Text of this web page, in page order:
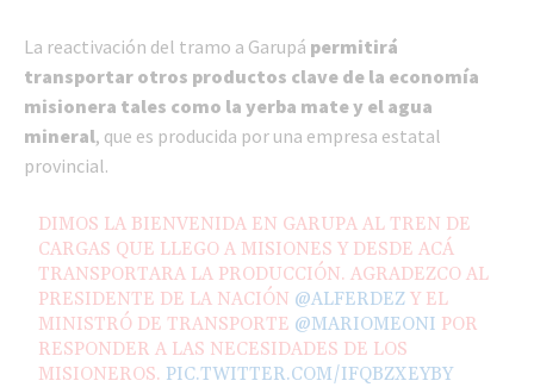
La reactivación del tramo a Garupá permitirá
transportar otros productos clave de la economía
misionera tales como la yerba mate y el agua
mineral, que es producida por una empresa estatal
provincial.
DIMOS LA BIENVENIDA EN GARUPA AL TREN DE
CARGAS QUE LLEGO A MISIONES Y DESDE ACÁ
TRANSPORTARA LA PRODUCCIÓN. AGRADEZCO AL
PRESIDENTE DE LA NACIÓN @ALFERDEZ Y EL
MINISTRÓ DE TRANSPORTE @MARIOMEONI POR
RESPONDER A LAS NECESIDADES DE LOS
MISIONEROS. PIC.TWITTER.COM/IFQBZXEYBY